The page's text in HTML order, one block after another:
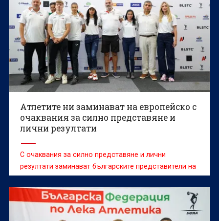
Атлетите ни заминават на европейско с
очаквания за силно представяне и
лични резултати
С очаквания за силно представяне и лични
резултати заминават българските представители на
европейското първенство по лека атлетика, което
ще се проведе в Бирмингам от 10 до 16 август.